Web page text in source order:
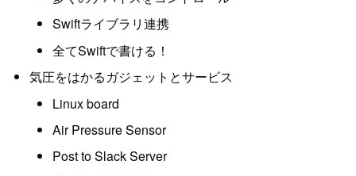
Swiftライブラリ連携
全てSwiftで書ける！
気圧をはかるガジェットとサービス
Linux board
Air Pressure Sensor
Post to Slack Server